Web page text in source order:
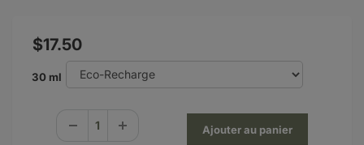
$17.50
30 ml